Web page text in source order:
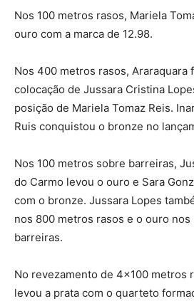
Nos 100 metros rasos, Mariela
ouro com a marca de 12.98.
Nos 400 metros rasos, Araraquara
colocação de Jussara Cristina
posição de Mariela Tomaz Reis.
Ruis conquistou o bronze no
Nos 100 metros sobre barreiras,
do Carmo levou o ouro e Sara
com o bronze. Jussara Lopes
nos 800 metros rasos e o ouro
barreiras.
No revezamento de 4×100 metros
levou a prata com o quarteto